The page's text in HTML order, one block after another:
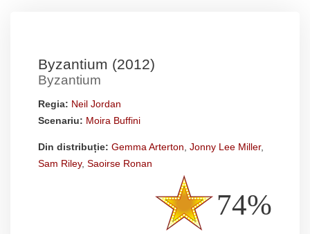
Byzantium (2012)
Byzantium
Regia: Neil Jordan
Scenariu: Moira Buffini
Din distribuție: Gemma Arterton Jonny Lee Miller,
Sam Riley, Saoirse Ronan
74%